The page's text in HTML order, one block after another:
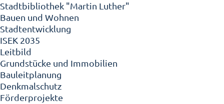
Stadtbibliothek "Martin Luther"
Bauen und Wohnen
Stadtentwicklung
ISEK 2035
Leitbild
Grundstücke und Immobilien
Bauleitplanung
Denkmalschutz
Förderprojekte